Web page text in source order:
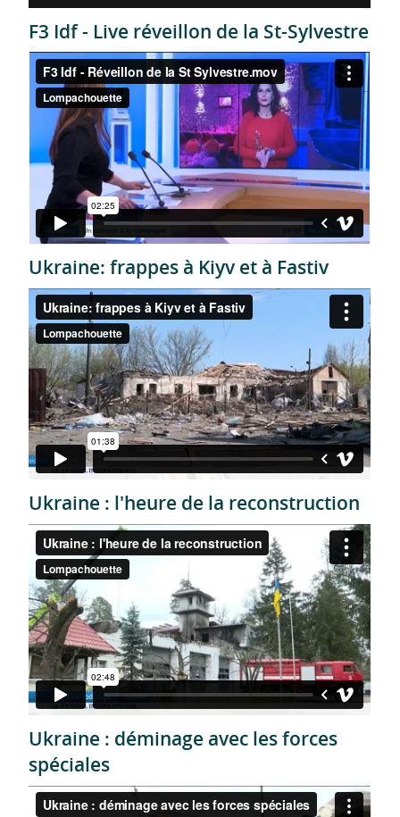
F3 Idf - Live réveillon de la St-Sylvestre
Ukraine: frappes à Kiyv et à Fastiv
Ukraine : l'heure de la reconstruction
Ukraine : déminage avec les forces
spéciales